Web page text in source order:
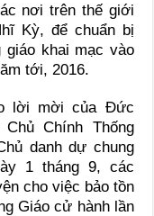
nơi trên thế giới
Kỳ, để chuẩn bị
giáo khai mạc vào
tới, 2016.
lời mời của Đức
Chính Thống
danh dự chung
1 tháng 9, các
cho việc bảo tồn
Giáo cử hành lần